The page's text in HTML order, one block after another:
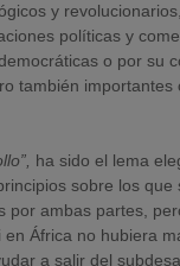
y
políticas y
o por su
también
ha sido el lema
sobre los
por ambas partes,
África no hubiera
a salir del